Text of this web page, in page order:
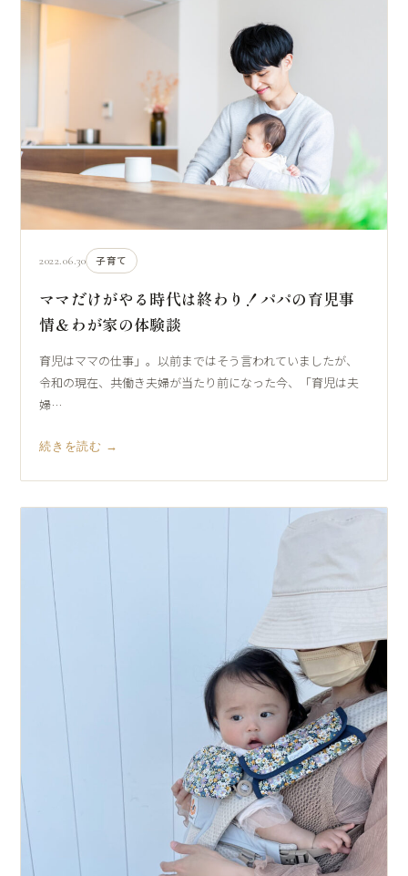
2022.06.30 子育て
ママだけがやる時代は終わり！パパの育児事
情＆わが家の体験談
育児はママの仕事」。以前まではそう言われていましたが、
令和の現在、共働き夫婦が当たり前になった今、「育児は夫
婦…
続きを読む →